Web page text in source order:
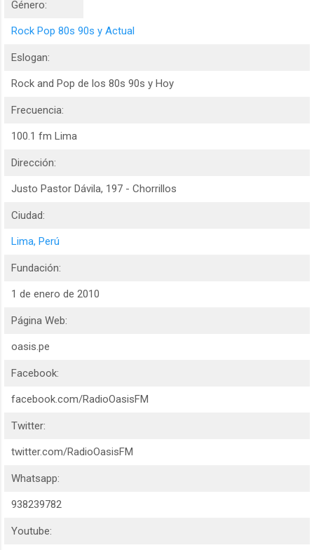
Género:
Rock Pop 80s 90s y Actual
Eslogan:
Rock and Pop de los 80s 90s y Hoy
Frecuencia:
100.1 fm Lima
Dirección:
Justo Pastor Dávila, 197 - Chorrillos
Ciudad:
Lima, Perú
Fundación:
1 de enero de 2010
Página Web:
oasis.pe
Facebook:
facebook.com/RadioOasisFM
Twitter:
twitter.com/RadioOasisFM
Whatsapp:
938239782
Youtube: